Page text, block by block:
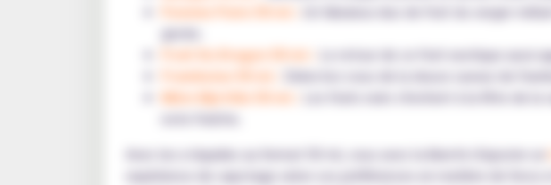
Un fabuleux duo de fruit du verger
givrée.
Fruit Du Dragon 50 ml :
Le retour de ce fruit exotique aussi
Framboise 50 ml :
Delectez-vous de la douce saveur de
Mûre Myrtille 50 ml :
Les fruits noirs s'invitent à la fête de la
Avec les e-liquides au format 50 ml, vous avez la liberté d'ajouter un
expérience de vapotage selon vos préférences en matière de